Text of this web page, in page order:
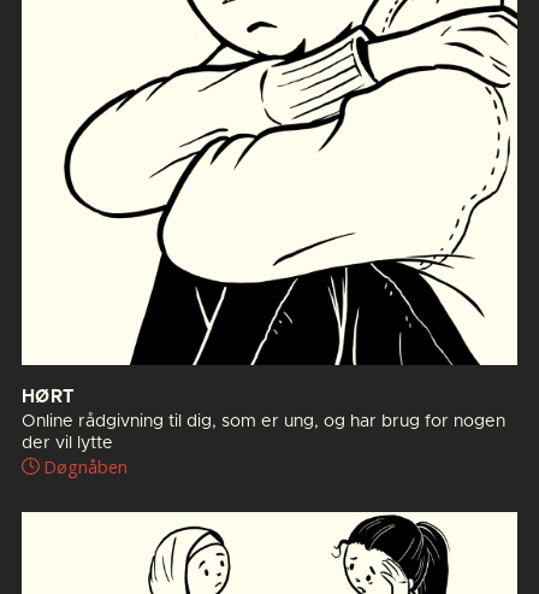
HØRT
Online rådgivning til dig, som er ung, og har brug for nogen
der vil lytte
Døgnåben